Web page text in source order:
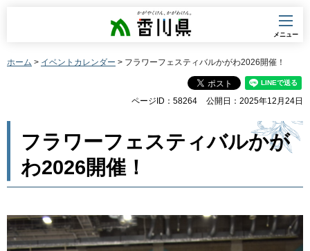
香川県
メニュー
ホーム > イベントカレンダー > フラワーフェスティバルかがわ2026開催！
ページID：58264 公開日：2025年12月24日
フラワーフェスティバルかが
わ2026開催！